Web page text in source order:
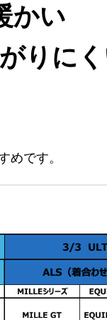
かい
りに
めです。